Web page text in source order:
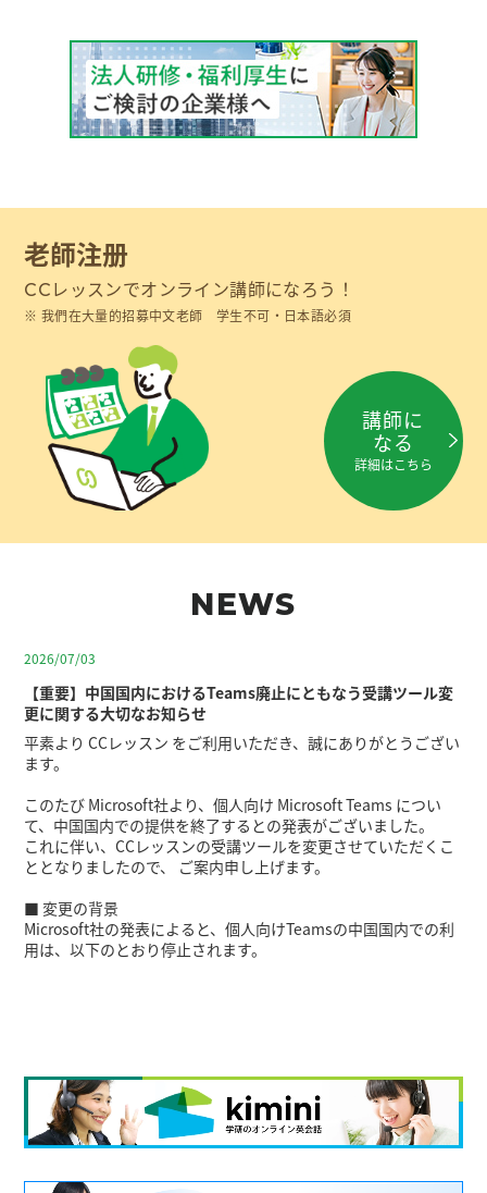
老師注册
CC レッスンでオンライン講師になろう！
我們在大量的招募中文老師 学生不可・日本語必須
講師に
なる
詳細はこちら
NEWS
2026/07/03
【重要】中国国内におけるTeams廃止にともなう受講ツール変
更に関する大切なお知らせ
平素より CCレッスン をご利用いただき、誠にありがとうござい
ます。
このたび Microsoft社より、個人向け Microsoft Teams につい
て、中国国内での提供を終了するとの発表がございました。
これに伴い、CCレッスンの受講ツールを変更させていただくこ
ととなりましたので、 ご案内申し上げます。
■ 変更の背景
Microsoft社の発表によると、個人向けTeamsの中国国内での利
用は、以下のとおり停止されます。
利用が一律停止
そのため、これまで Teams でレッスンを受講いただいていた中
国国内の皆さまは、7月28日以降、Teamsでのレッスン受講がで
きなくなります。
※中国国外でのTeams利用、および、中国国内の法人アカウン